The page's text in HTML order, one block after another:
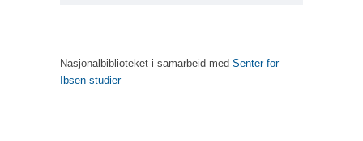
Nasjonalbiblioteket i samarbeid med Senter for
Ibsen-studier